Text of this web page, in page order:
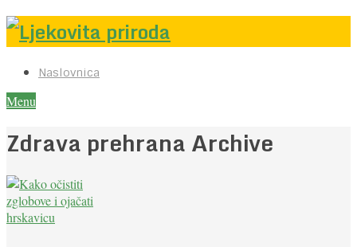
Naslovnica
Menu
Zdrava prehrana Archive